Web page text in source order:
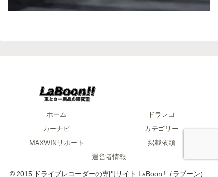
ホーム
ドラレコ
カーナビ
カテゴリー
MAXWINサポート
掲載依頼
運営者情報
© 2015 ドライブレコーダーの専門サイト LaBoon!!（ラブーン）.